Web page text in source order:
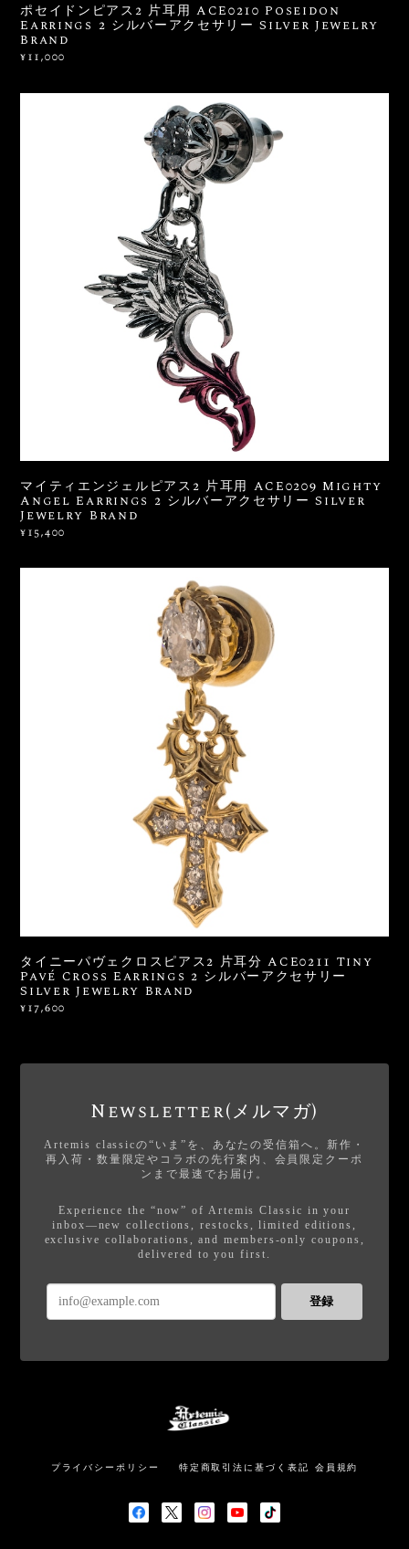
ポセイドンピアス2 片耳用 ACE0210 Poseidon
Earrings 2 シルバーアクセサリー Silver Jewelry
Brand
¥11,000
マイティエンジェルピアス2 片耳用 ACE0209 Mighty
Angel Earrings 2 シルバーアクセサリー Silver
Jewelry Brand
¥15,400
タイニーパヴェクロスピアス2 片耳分 ACE0211 Tiny
Pavé Cross Earrings 2 シルバーアクセサリー
Silver Jewelry Brand
¥17,600
Newsletter(メルマガ)
Artemis classicの“いま”を、あなたの受信箱へ。新作・
再入荷・数量限定やコラボの先行案内、会員限定クーポ
ンまで最速でお届け。
Experience the “now” of Artemis Classic in your
inbox—new collections, restocks, limited editions,
exclusive collaborations, and members-only coupons,
delivered to you first.
登録
プライバシーポリシー 特定商取引法に基づく表記 会員規約